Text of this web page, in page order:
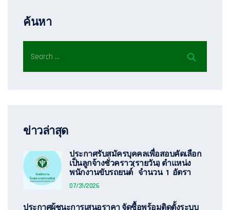
ค้นหา
ข่าวล่าสุด
ประกาศรับสมัครบุคคลเพื่อสอบคัดเลือก
เป็นลูกจ้างชั่วคราว(รายวัน) ตำแหน่ง
พนักงานขับรถยนต์ จำนวน 1 อัตรา
07/31/2026
ประกาศผู้ชนะการเสนอราคา จัดซื้อพร้อมติดตั้งระบบ